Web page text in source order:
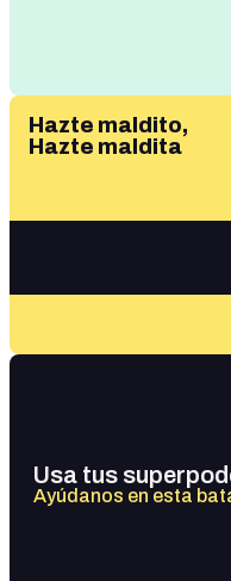
Hazte maldito,
Hazte maldita
Usa tus
Ayúdanos en esta